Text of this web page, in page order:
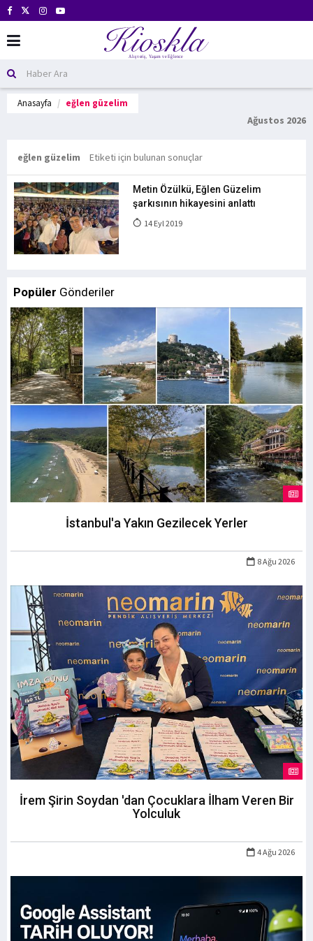
Anasayfa eğlen güzelim
Ağustos 2026
eğlen güzelim Etiketi için bulunan sonuçlar
Metin Özülkü, Eğlen Güzelim
şarkısının hikayesini anlattı
14 Eyl 2019
Popüler Gönderiler
İstanbul'a Yakın Gezilecek Yerler
8 Ağu 2026
İrem Şirin Soydan 'dan Çocuklara İlham Veren Bir
Yolculuk
4 Ağu 2026